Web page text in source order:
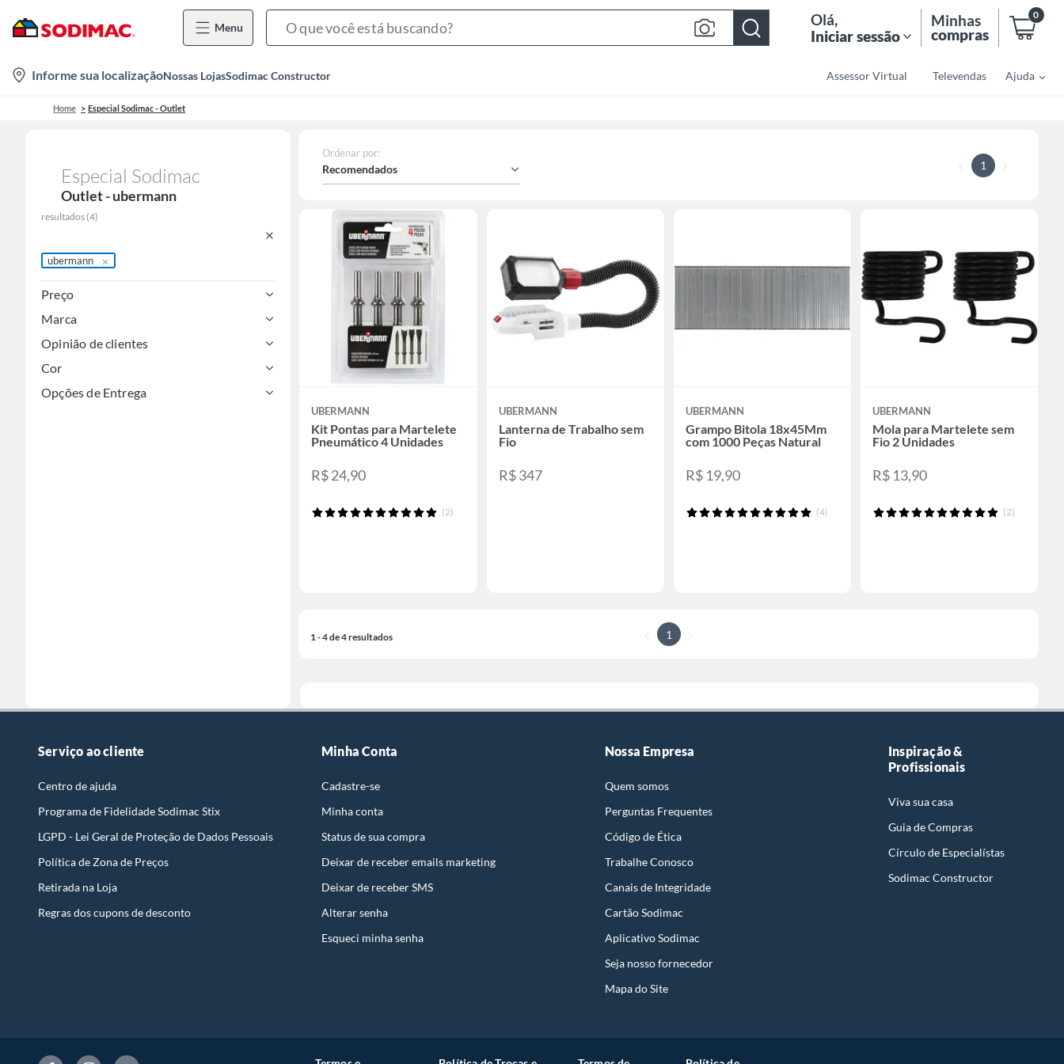
Menu
Bar
Olá,
Iniciar sessão
Minhas
compras
0
location-
icon
Informe sua localizaçãoNossas LojasSodimac Constructor Assessor Virtual Televendas Ajuda
Home Especial Sodimac - Outlet
Especial Sodimac
Outlet - ubermann
resultados (4)
ubermann
Preço
Marca
Opinião de clientes
Cor
Opções de Entrega
Ordenar por:
Recomendados 1
UBERMANN
Kit Pontas para Martelete
Pneumático 4 Unidades
R$ 24,90
(2)
UBERMANN
Lanterna de Trabalho sem
Fio
R$ 347
UBERMANN
Grampo Bitola 18x45Mm
com 1000 Peças Natural
R$ 19,90
(4)
UBERMANN
Mola para Martelete sem
Fio 2 Unidades
R$ 13,90
(2)
1 - 4 de 4 resultados 1
Serviço ao cliente
Centro de ajuda
Programa de Fidelidade Sodimac Stix
LGPD - Lei Geral de Proteção de Dados Pessoais
Política de Zona de Preços
Retirada na Loja
Regras dos cupons de desconto
Minha Conta
Cadastre-se
Minha conta
Status de sua compra
Deixar de receber emails marketing
Deixar de receber SMS
Alterar senha
Esqueci minha senha
Nossa Empresa
Quem somos
Perguntas Frequentes
Código de Ética
Trabalhe Conosco
Canais de Integridade
Cartão Sodimac
Aplicativo Sodimac
Seja nosso fornecedor
Mapa do Site
Inspiração &
Profissionais
Viva sua casa
Guia de Compras
Círculo de Especialístas
Sodimac Constructor